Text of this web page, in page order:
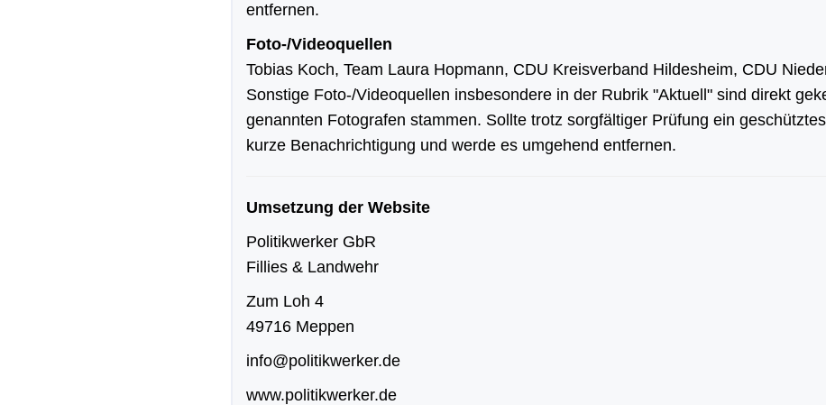
entfernen.
Foto-/Videoquellen
Tobias Koch, Team Laura Hopmann, CDU Kreisverband Hildesheim, CDU
Sonstige Foto-/Videoquellen insbesondere in der Rubrik "Aktuell" sind direkt
genannten Fotografen stammen. Sollte trotz sorgfältiger Prüfung ein
kurze Benachrichtigung und werde es umgehend entfernen.
Umsetzung der Website
Politikwerker GbR
Fillies & Landwehr
Zum Loh 4
49716 Meppen
info@politikwerker.de
www.politikwerker.de